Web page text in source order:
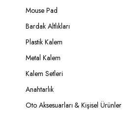
Mouse Pad
Bardak Altlıkları
Plastik Kalem
Metal Kalem
Kalem Setleri
Anahtarlık
Oto Aksesuarları & Kişisel Ürünler